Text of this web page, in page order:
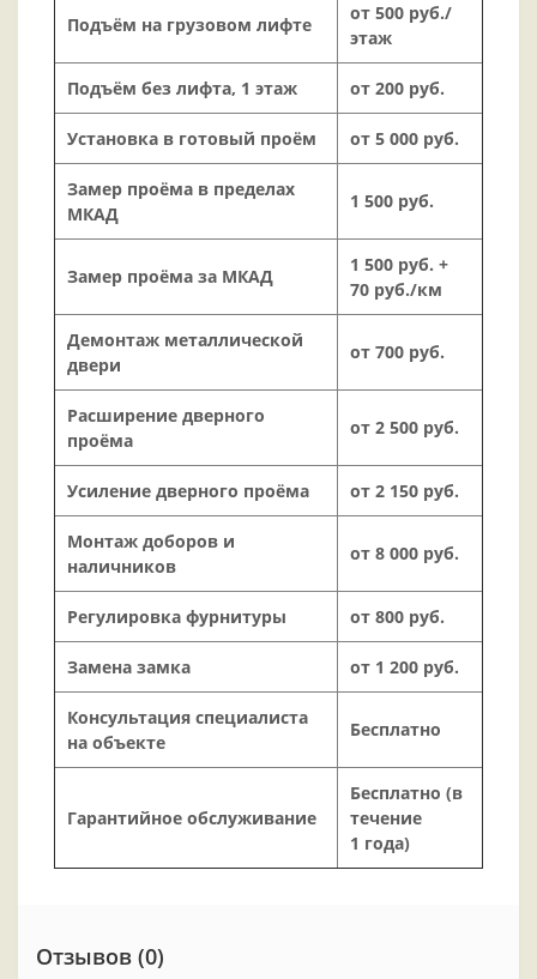
Подъём на грузовом лифте
от 500 руб./
этаж
Подъём без лифта, 1 этаж от 200 руб.
Установка в готовый проём от 5 000 руб.
Замер проёма в пределах
МКАД
1 500 руб.
Замер проёма за МКАД
1 500 руб. +
70 руб./км
Демонтаж металлической
двери
от 700 руб.
Расширение дверного
проёма
от 2 500 руб.
Усиление дверного проёма от 2 150 руб.
Монтаж доборов и
наличников
от 8 000 руб.
Регулировка фурнитуры от 800 руб.
Замена замка от 1 200 руб.
Консультация специалиста
на объекте
Бесплатно
Гарантийное обслуживание
Бесплатно (в
течение
1 года)
Отзывов (0)